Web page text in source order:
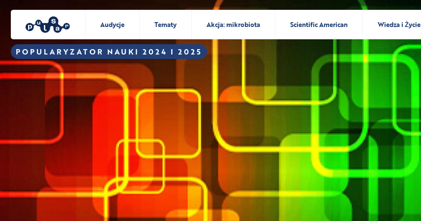
POPULARYZATOR NAUKI 2024 I 2025
Audycje Tematy Akcja: mikrobiota Scientific American Wiedza i Życie